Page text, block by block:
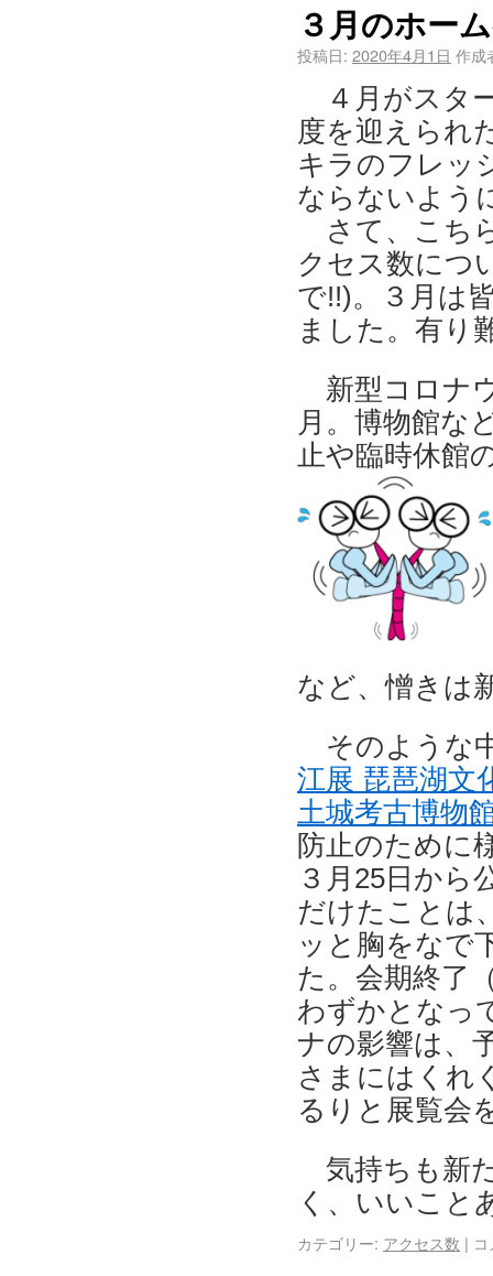
３月のホー
投稿日: 2020年4月1日 作成
４月がスタ
度を迎えられ
キラのフレッ
ならないよう
さて、こち
クセス数につ
で!!)。３月は
ました。有り
新型コロナ
月。博物館な
止や臨時休館
など、憎きは
そのような
江展 琵琶湖文
土城考古博物
防止のために
３月25日から
だけたことは
ッと胸をなで
た。会期終了
わずかとなっ
ナの影響は、
さまにはくれ
るりと展覧会
気持ちも新
く、いいこと
カテゴリー: アクセス数 |